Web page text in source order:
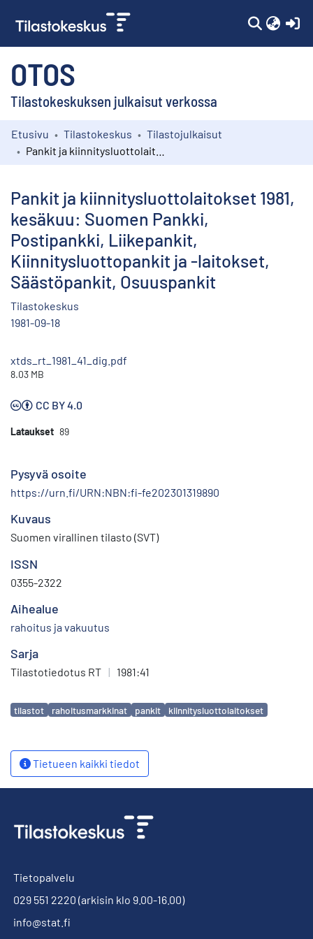
OTOS
Tilastokeskuksen julkaisut verkossa
Kokoelmat
Etusivu Tilastokeskus
Tilastojulkaisut
Pankit ja kiinnitysluottolaitokset 1981,
kesäkuu: Suomen Pankki,
Postipankki, Liikepankit,
Kiinnitysluottopankit ja -laitokset,
Säästöpankit, Osuuspankit
Tilastokeskus
1981-09-18
xtds_rt_1981_41_dig.pdf
8.03 MB
CC BY 4.0
Lataukset 89
Pysyvä osoite
https://urn.fi/URN:NBN:fi-fe202301319890
Kuvaus
Suomen virallinen tilasto (SVT)
ISSN
0355-2322
Aihealue
rahoitus ja vakuutus
Sarja
Tilastotiedotus RT | 1981:41
Avainsanat
tilastot rahoitusmarkkinat pankit kiinnitysluottolaitokset
Tietueen kaikki tiedot
Tietopalvelu
029 551 2220 (arkisin klo 9.00-16.00)
info@stat.fi